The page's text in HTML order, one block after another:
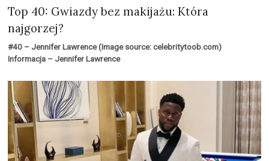
Top 40: Gwiazdy bez makijażu: Która
najgorzej?
#40 – Jennifer Lawrence (Image source: celebritytoob.com)
Informacja – Jennifer Lawrence